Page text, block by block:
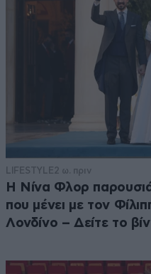
LIFESTYLE2 ω. πριν
Η Νίνα Φλορ
που μένει με τον
Λονδίνο – Δείτε το